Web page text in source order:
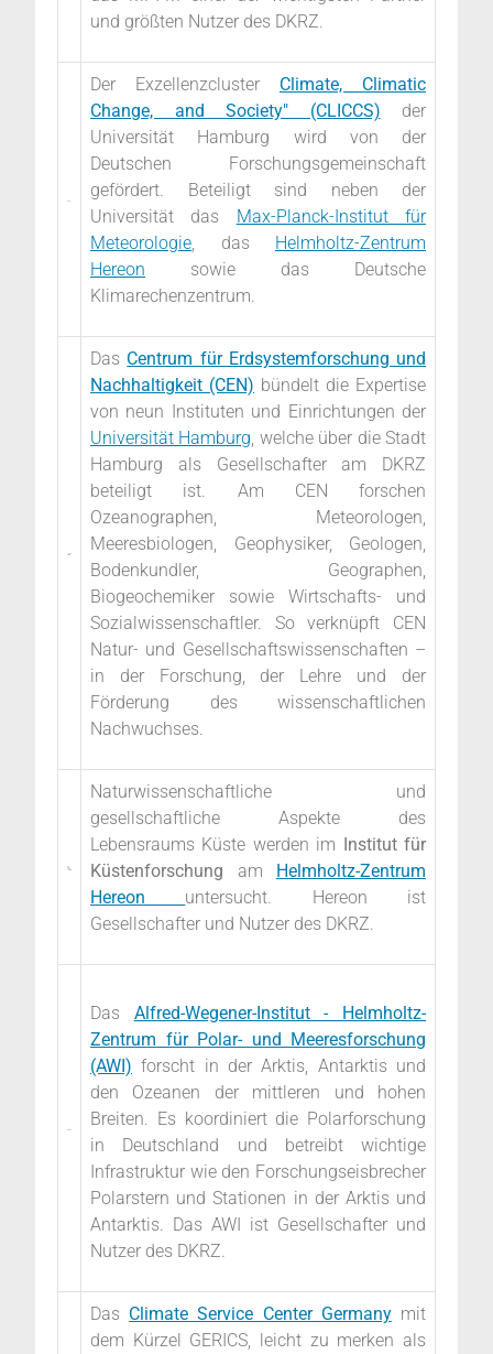
und größten Nutzer des DKRZ.
Der Exzellenzcluster Climate, Climatic
Change, and Society" (CLICCS) der
Universität Hamburg wird von der
Deutschen Forschungsgemeinschaft
gefördert. Beteiligt sind neben der
Universität das
Max-Planck-Institut für
Meteorologie, das
Helmholtz-Zentrum
Hereon sowie das
Deutsche
Klimarechenzentrum.
Das Centrum für Erdsystemforschung und
Nachhaltigkeit (CEN) bündelt die Expertise
von neun Instituten und Einrichtungen der
Universität Hamburg, welche über die Stadt
Hamburg als Gesellschafter am DKRZ
beteiligt ist. Am CEN forschen
Ozeanographen, Meteorologen,
Meeresbiologen, Geophysiker, Geologen,
Bodenkundler, Geographen,
Biogeochemiker sowie Wirtschafts- und
Sozialwissenschaftler. So verknüpft CEN
Natur- und Gesellschaftswissenschaften –
in der Forschung, der Lehre und der
Förderung des wissenschaftlichen
Nachwuchses.
Naturwissenschaftliche und
gesellschaftliche Aspekte des
Lebensraums Küste werden im
Institut für
Küstenforschung am
Helmholtz-Zentrum
Hereon untersucht. Hereon ist
Gesellschafter und Nutzer des DKRZ.
Das Alfred-Wegener-Institut - Helmholtz-
Zentrum für Polar- und Meeresforschung
(AWI) forscht in der Arktis, Antarktis und
den Ozeanen der mittleren und hohen
Breiten. Es koordiniert die Polarforschung
in Deutschland und betreibt wichtige
Infrastruktur wie den Forschungseisbrecher
Polarstern und Stationen in der Arktis und
Antarktis. Das AWI ist Gesellschafter und
Nutzer des DKRZ.
Das Climate Service Center Germany mit
dem Kürzel GERICS, leicht zu merken als